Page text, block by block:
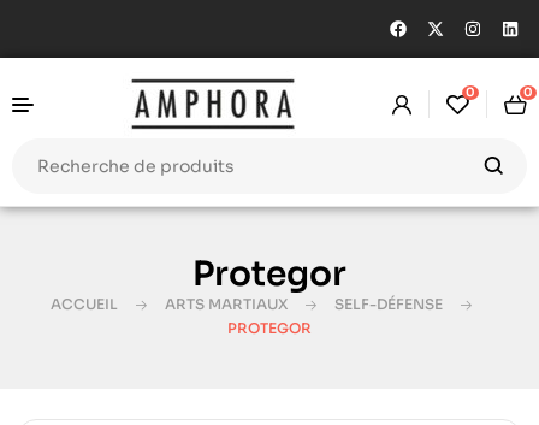
0 0
Protegor
ACCUEIL ARTS MARTIAUX
SELF-DÉFENSE
PROTEGOR